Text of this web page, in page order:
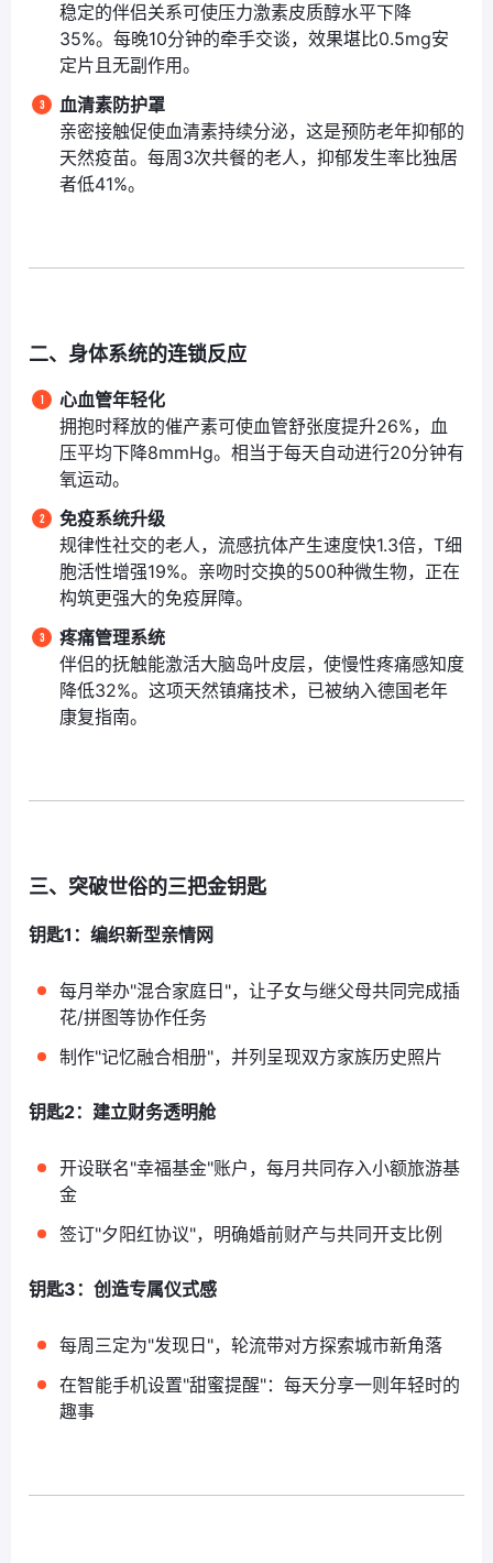
稳定的伴侣关系可使压力激素皮质醇水平下降
35%。每晚10分钟的牵手交谈，效果堪比0.5mg安
定片且无副作用。
血清素防护罩
亲密接触促使血清素持续分泌，这是预防老年抑郁的
天然疫苗。每周3次共餐的老人，抑郁发生率比独居
者低41%。
二、身体系统的连锁反应
心血管年轻化
拥抱时释放的催产素可使血管舒张度提升26%，血
压平均下降8mmHg。相当于每天自动进行20分钟有
氧运动。
免疫系统升级
规律性社交的老人，流感抗体产生速度快1.3倍，T细
胞活性增强19%。亲吻时交换的500种微生物，正在
构筑更强大的免疫屏障。
疼痛管理系统
伴侣的抚触能激活大脑岛叶皮层，使慢性疼痛感知度
降低32%。这项天然镇痛技术，已被纳入德国老年
康复指南。
三、突破世俗的三把金钥匙
钥匙1：编织新型亲情网
每月举办"混合家庭日"，让子女与继父母共同完成插
花/拼图等协作任务
制作"记忆融合相册"，并列呈现双方家族历史照片
钥匙2：建立财务透明舱
开设联名"幸福基金"账户，每月共同存入小额旅游基
金
签订"夕阳红协议"，明确婚前财产与共同开支比例
钥匙3：创造专属仪式感
每周三定为"发现日"，轮流带对方探索城市新角落
在智能手机设置"甜蜜提醒"：每天分享一则年轻时的
趣事